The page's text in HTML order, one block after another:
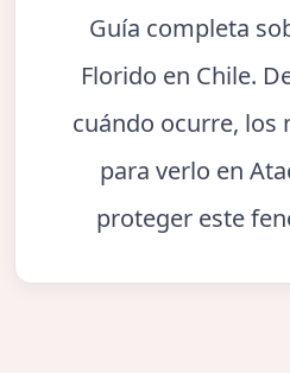
Guía completa
Florido en Chile.
cuándo ocurre, los
para verlo en
proteger este